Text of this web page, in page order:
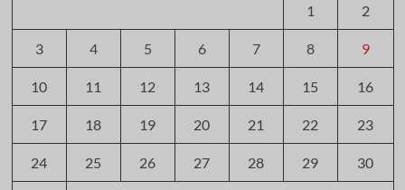
1 2
3 4 5 6 7 8 9
10 11 12 13 14 15 16
17 18 19 20 21 22 23
24 25 26 27 28 29 30